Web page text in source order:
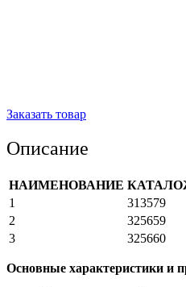
Заказать товар
Описание
НАИМЕНОВАНИЕ
1
313579
2
325659
3
325660
Основные характеристики и